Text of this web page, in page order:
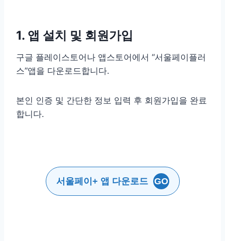
1. 앱 설치 및 회원가입
구글 플레이스토어나 앱스토어에서 “서울페이플러
스”앱을 다운로드합니다.
본인 인증 및 간단한 정보 입력 후 회원가입을 완료
합니다.
서울페이+ 앱 다운로드 GO